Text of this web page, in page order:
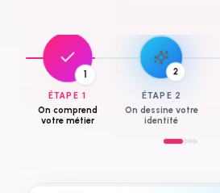
1
ÉTAPE 1
On comprend
votre métier
2
ÉTAPE 2
On dessine votre
identité